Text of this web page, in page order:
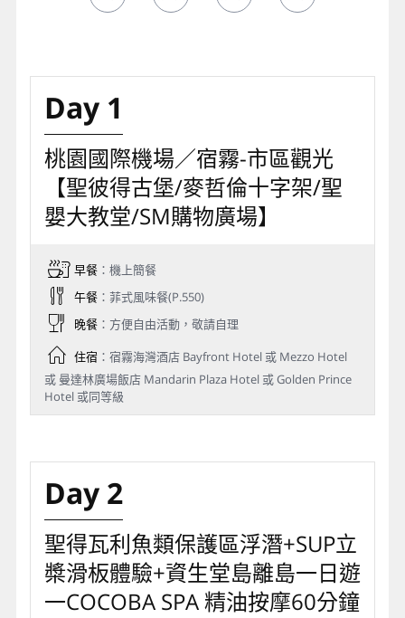
Day 1
桃園國際機場／宿霧-市區觀光
【聖彼得古堡/麥哲倫十字架/聖
嬰大教堂/SM購物廣場】
早餐：機上簡餐
午餐：菲式風味餐(P.550)
晚餐：方便自由活動，敬請自理
住宿：宿霧海灣酒店 Bayfront Hotel 或 Mezzo Hotel
或 曼達林廣場飯店 Mandarin Plaza Hotel 或 Golden Prince
Hotel 或同等級
Day 2
聖得瓦利魚類保護區浮潛+SUP立
槳滑板體驗+資生堂島離島一日遊
一COCOBA SPA 精油按摩60分鐘